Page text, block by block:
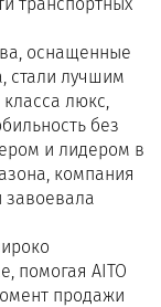
оснащенные
стали лучшим
люкс,
без
и лидером в
компания
завоевала
помогая AITO
продажи